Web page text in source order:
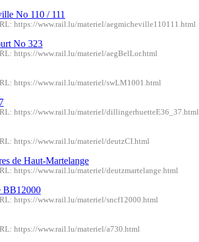
No 110 / 111
https://www.rail.lu/materiel/aegmicheville110111.html
No 323
https://www.rail.lu/materiel/aegBelLor.html
https://www.rail.lu/materiel/swLM1001.html
https://www.rail.lu/materiel/dillingerhuetteE36_37.html
https://www.rail.lu/materiel/deutzCI.html
de Haut-Martelange
https://www.rail.lu/materiel/deutzmartelange.html
BB12000
https://www.rail.lu/materiel/sncf12000.html
https://www.rail.lu/materiel/a730.html